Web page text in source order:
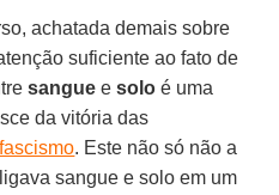
achatada demais sobre
suficiente ao fato de
sangue esolo é uma
da vitória das
. Este não só não a
sangue e solo em um